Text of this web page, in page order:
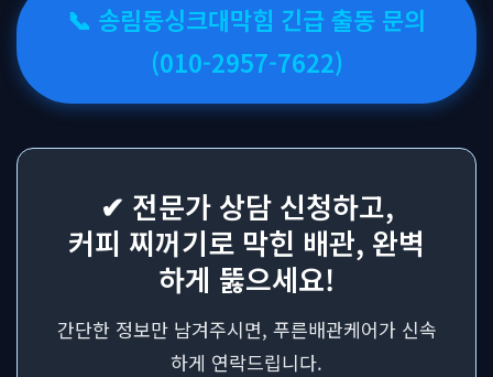
📞 송림동싱크대막힘 긴급 출동 문의
(010-2957-7622)
✔ 전문가 상담 신청하고,
커피 찌꺼기로 막힌 배관, 완벽
하게 뚫으세요!
간단한 정보만 남겨주시면, 푸른배관케어가 신속
하게 연락드립니다.